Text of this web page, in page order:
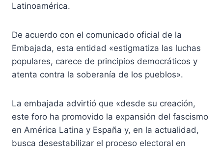
Latinoamérica.
De acuerdo con el comunicado oficial de la
Embajada, esta entidad «estigmatiza las luchas
populares, carece de principios democráticos y
atenta contra la soberanía de los pueblos».
La embajada advirtió que «desde su creación,
este foro ha promovido la expansión del fascismo
en América Latina y España y, en la actualidad,
busca desestabilizar el proceso electoral en